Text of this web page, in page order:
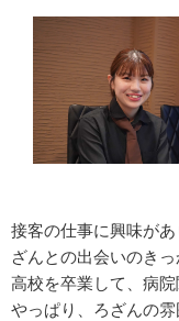
接客の仕事に興味が
ざんとの出会いのきっ
高校を卒業して、病院
やっぱり、ろざんの